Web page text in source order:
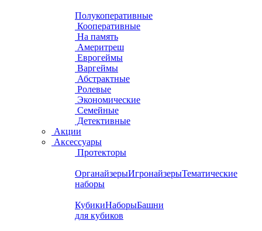
Полукоперативные
Кооперативные
На память
Америтреш
Еврогеймы
Варгеймы
Абстрактные
Ролевые
Экономические
Семейные
Детективные
Акции
Аксессуары
Протекторы
ОрганайзерыИгронайзерыТематические
наборы
КубикиНаборыБашни
для кубиков